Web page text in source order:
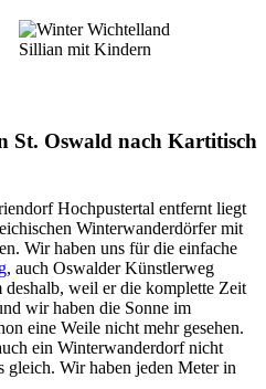
St. Oswald nach Kartitisch
Hochpustertal entfernt liegt
Winterwanderdörfer mit
Wir haben uns für die einfache
, auch Oswalder Künstlerweg
deshalb, weil er die komplette Zeit
wir haben die Sonne im
eine Weile nicht mehr gesehen.
ein Winterwanderdorf nicht
gleich. Wir haben jeden Meter in